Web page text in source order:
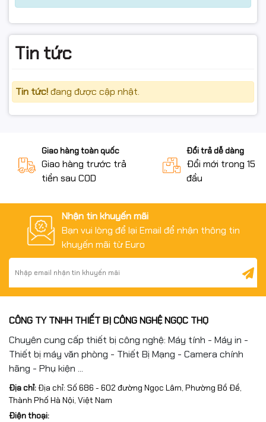
Tin tức
Tin tức!đang được cập nhật.
Giao hàng toàn quốc
Giao hàng trước trả
tiền sau COD
Đổi trả dễ dàng
Đổi mới trong 15
đầu
Nhận tin khuyến mãi
Bạn vui lòng để lại Email để nhận thông tin
khuyến mãi từ Euro
CÔNG TY TNHH THIẾT BỊ CÔNG NGHỆ NGỌC THỌ
Chuyên cung cấp thiết bị công nghệ: Máy tính - Máy in -
Thiết bị máy văn phòng - Thiết Bị Mạng - Camera chính
hãng - Phụ kiện ...
Địa chỉ:Địa chỉ: Số 686 - 602 đường Ngọc Lâm, Phường Bồ Đề,
Thành Phố Hà Nội, Việt Nam
Điện thoại: